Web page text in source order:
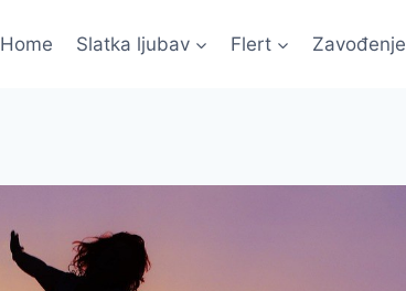
Home Slatka ljubav Flert Zavođenje